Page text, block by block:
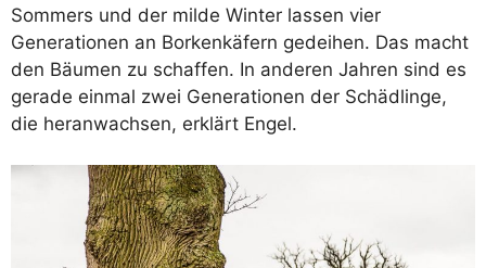
Sommers und der milde Winter lassen vier
Generationen an Borkenkäfern gedeihen. Das macht
den Bäumen zu schaffen. In anderen Jahren sind es
gerade einmal zwei Generationen der Schädlinge,
die heranwachsen, erklärt Engel.